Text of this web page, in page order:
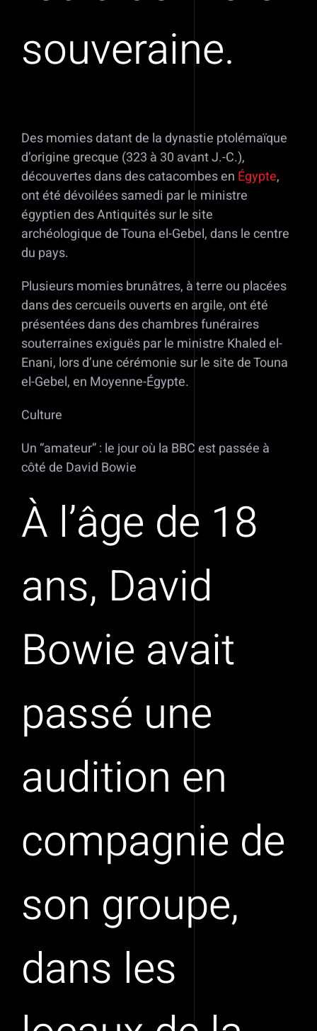
souveraine.
Des momies datant de la dynastie ptolémaïque
d’origine grecque (323 à 30 avant J.-C.),
découvertes dans des catacombes en Égypte,
ont été dévoilées samedi par le ministre
égyptien des Antiquités sur le site
archéologique de Touna el-Gebel, dans le centre
du pays.
Plusieurs momies brunâtres, à terre ou placées
dans des cercueils ouverts en argile, ont été
présentées dans des chambres funéraires
souterraines exiguës par le ministre Khaled el-
Enani, lors d’une cérémonie sur le site de Touna
el-Gebel, en Moyenne-Égypte.
Culture
Un “amateur” : le jour où la BBC est passée à
côté de David Bowie
À l’âge de 18
ans, David
Bowie avait
passé une
audition en
compagnie de
son groupe,
dans les